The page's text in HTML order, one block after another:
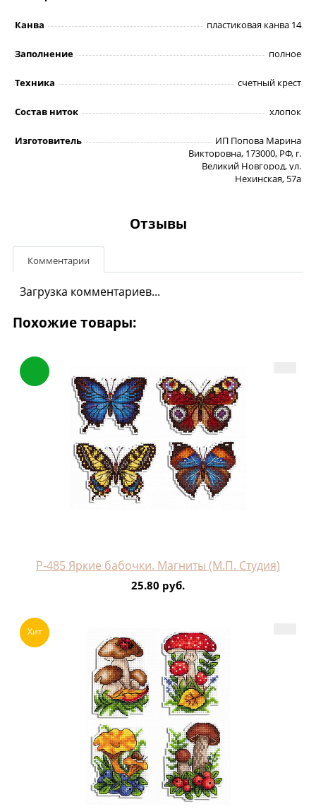
Канва пластиковая канва 14
Заполнение полное
Техника счетный крест
Состав ниток хлопок
Изготовитель
ИП Попова Марина
Викторовна, 173000, РФ, г.
Великий Новгород, ул.
Нехинская, 57а
Отзывы
Комментарии
Загрузка комментариев...
Похожие товары:
Р-485 Яркие бабочки. Магниты (М.П. Студия)
25.80 руб.
Хит